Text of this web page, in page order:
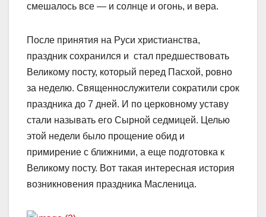
смешалось все — и солнце и огонь, и вера.
После принятия на Руси христианства,
праздник сохранился и стал предшествовать
Великому посту, который перед Пасхой, ровно
за неделю. Священнослужители сократили срок
праздника до 7 дней. И по церковному уставу
стали называть его Сырной седмицей. Целью
этой недели было прощение обид и
примирение с ближними, а еще подготовка к
Великому посту. Вот такая интересная история
возникновения праздника Масленица.